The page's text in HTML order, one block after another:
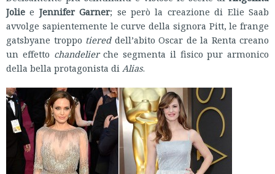
Jolie e Jennifer Garner; se però la creazione di Elie Saab
avvolge sapientemente le curve della signora Pitt, le frange
gatsbyane troppo tiereddell’abito Oscar de la Renta creano
un effetto chandelierche segmenta il fisico pur armonico
della bella protagonista di Alias.